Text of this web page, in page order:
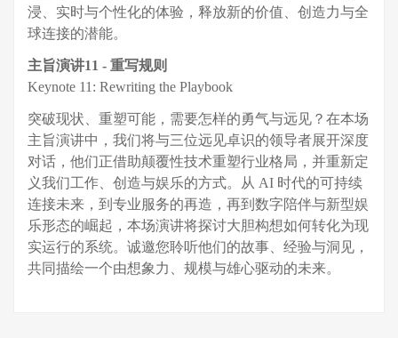
浸、实时与个性化的体验，释放新的价值、创造力与全
球连接的潜能。
主旨演讲11 - 重写规则
Keynote 11: Rewriting the Playbook
突破现状、重塑可能，需要怎样的勇气与远见？在本场
主旨演讲中，我们将与三位远见卓识的领导者展开深度
对话，他们正借助颠覆性技术重塑行业格局，并重新定
义我们工作、创造与娱乐的方式。从 AI 时代的可持续
连接未来，到专业服务的再造，再到数字陪伴与新型娱
乐形态的崛起，本场演讲将探讨大胆构想如何转化为现
实运行的系统。诚邀您聆听他们的故事、经验与洞见，
共同描绘一个由想象力、规模与雄心驱动的未来。